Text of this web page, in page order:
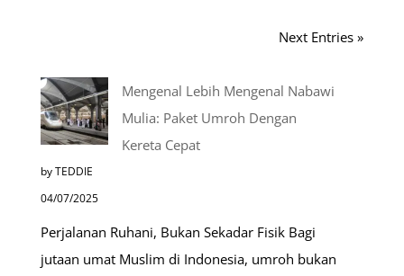
Next Entries »
Mengenal Lebih Mengenal Nabawi
Mulia: Paket Umroh Dengan
Kereta Cepat
by TEDDIE
04/07/2025
Perjalanan Ruhani, Bukan Sekadar Fisik Bagi
jutaan umat Muslim di Indonesia, umroh bukan